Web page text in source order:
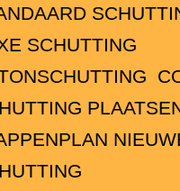
SCHUTTING